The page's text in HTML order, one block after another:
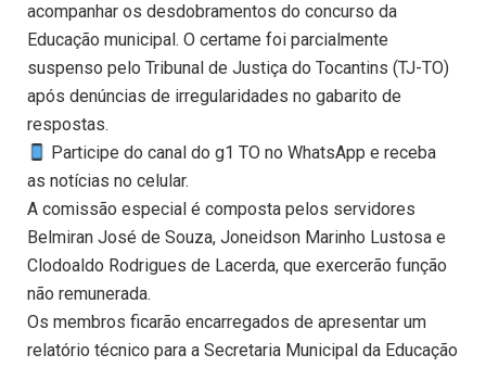
acompanhar os desdobramentos do concurso da
Educação municipal. O certame foi parcialmente
suspenso pelo Tribunal de Justiça do Tocantins (TJ-TO)
após denúncias de irregularidades no gabarito de
respostas.
Participe do canal do g1 TO no WhatsApp e receba
as notícias no celular.
A comissão especial é composta pelos servidores
Belmiran José de Souza, Joneidson Marinho Lustosa e
Clodoaldo Rodrigues de Lacerda, que exercerão função
não remunerada.
Os membros ficarão encarregados de apresentar um
relatório técnico para a Secretaria Municipal da Educação